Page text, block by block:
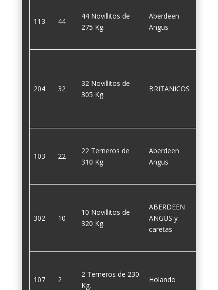
113 44
44 Novillitos de
275 Kg.
Aberdeen
Angus
204 32
32 Novillitos de
305 Kg.
BRITANICOS
103 22
22 Terneros de
310 Kg.
Aberdeen
Angus
302 10
10 Novillitos de
320 Kg.
ABERDEEN
ANGUS y
caretas
107 2
2 Terneros de 230
Kg.
Holando